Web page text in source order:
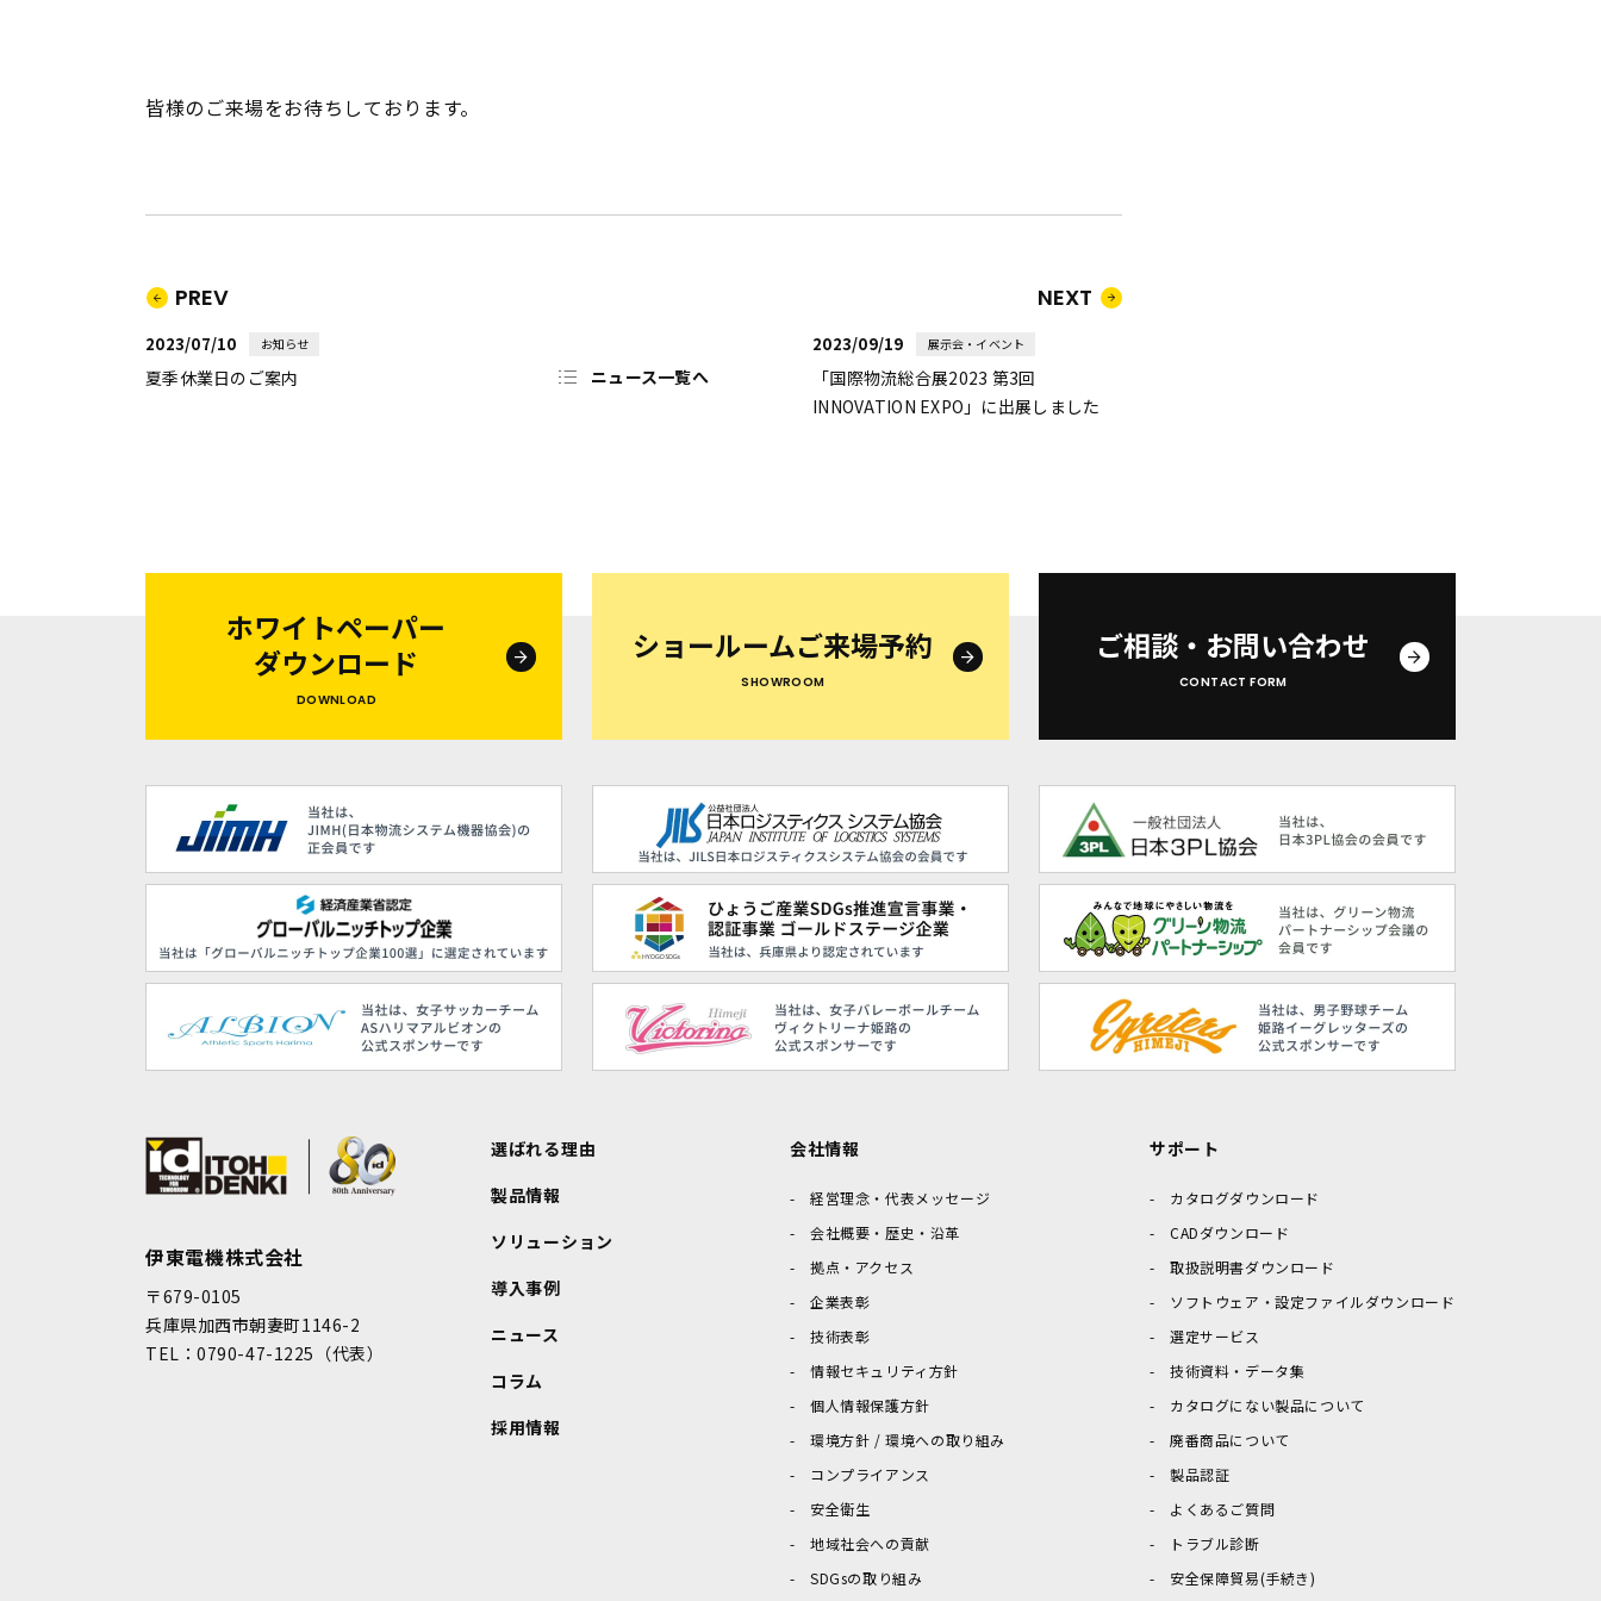
皆様のご来場をお待ちしております。
PREV
2023/07/10 お知らせ
夏季休業日のご案内
NEXT
2023/09/19 展示会・イベント
「国際物流総合展2023 第3回
INNOVATION EXPO」に出展しました
ニュース一覧へ
ホワイトペーパー
ダウンロード
DOWNLOAD
ショールームご来場予約
SHOWROOM
ご相談・お問い合わせ
CONTACT FORM
伊東電機株式会社
〒679-0105
兵庫県加西市朝妻町1146-2
TEL：0790-47-1225（代表）
選ばれる理由
製品情報
ソリューション
導入事例
ニュース
コラム
採用情報
会社情報
経営理念・代表メッセージ
会社概要・歴史・沿革
拠点・アクセス
企業表彰
技術表彰
情報セキュリティ方針
個人情報保護方針
環境方針 / 環境への取り組み
コンプライアンス
安全衛生
地域社会への貢献
SDGsの取り組み
サポート
カタログダウンロード
CADダウンロード
取扱説明書ダウンロード
ソフトウェア・設定ファイルダウンロード
選定サービス
技術資料・データ集
カタログにない製品について
廃番商品について
製品認証
よくあるご質問
トラブル診断
安全保障貿易(手続き)